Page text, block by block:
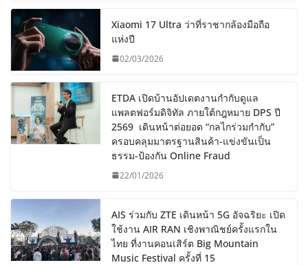
Xiaomi 17 Ultra ว่าที่ราชากล้องมือถือ
แห่งปี
02/03/2026
ETDA เปิดบ้านอัปเดตงานกำกับดูแล
แพลตฟอร์มดิจิทัล ภายใต้กฎหมาย DPS ปี
2569 เดินหน้าต่อยอด “กลไกร่วมกำกับ”
ครอบคลุมมาตรฐานสินค้า-แข่งขันเป็น
ธรรม-ป้องกัน Online Fraud
22/01/2026
AIS ร่วมกับ ZTE เดินหน้า 5G อัจฉริยะ เปิด
ใช้งาน AIR RAN เชิงพาณิชย์ครั้งแรกใน
ไทย ที่งานคอนเสิร์ต Big Mountain
Music Festival ครั้งที่ 15